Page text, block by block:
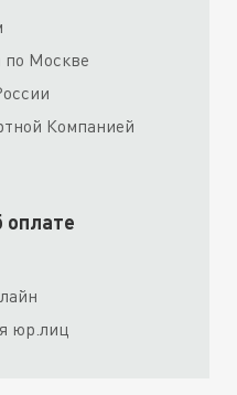
по Москве
Компанией
оплате
юр.лиц